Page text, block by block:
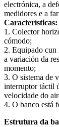
electrónica, a
medidores e a
Características:
1. Colector
cómodo;
2. Equipado cun
a variación da
momento;
3. O sistema de
interruptor táctil
velocidade do
4. O banco está
Estrutura da